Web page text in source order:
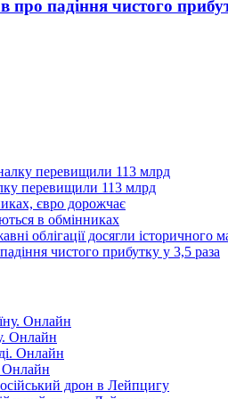
про падіння чистого
перевищили 113 млрд
євро дорожчає
в обмінниках
облігації досягли історичного
чистого прибутку у 3,5 раза
Онлайн
Онлайн